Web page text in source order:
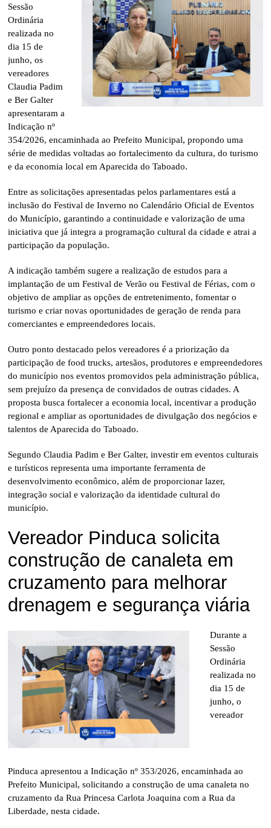
Sessão
Ordinária
realizada no
dia 15 de
junho, os
vereadores
Claudia Padim
e Ber Galter
apresentaram a
Indicação nº
354/2026, encaminhada ao Prefeito Municipal, propondo uma
série de medidas voltadas ao fortalecimento da cultura, do turismo
e da economia local em Aparecida do Taboado.
Entre as solicitações apresentadas pelos parlamentares está a
inclusão do Festival de Inverno no Calendário Oficial de Eventos
do Município, garantindo a continuidade e valorização de uma
iniciativa que já integra a programação cultural da cidade e atrai a
participação da população.
A indicação também sugere a realização de estudos para a
implantação de um Festival de Verão ou Festival de Férias, com o
objetivo de ampliar as opções de entretenimento, fomentar o
turismo e criar novas oportunidades de geração de renda para
comerciantes e empreendedores locais.
Outro ponto destacado pelos vereadores é a priorização da
participação de food trucks, artesãos, produtores e empreendedores
do município nos eventos promovidos pela administração pública,
sem prejuízo da presença de convidados de outras cidades. A
proposta busca fortalecer a economia local, incentivar a produção
regional e ampliar as oportunidades de divulgação dos negócios e
talentos de Aparecida do Taboado.
Segundo Claudia Padim e Ber Galter, investir em eventos culturais
e turísticos representa uma importante ferramenta de
desenvolvimento econômico, além de proporcionar lazer,
integração social e valorização da identidade cultural do
município.
Vereador Pinduca solicita
construção de canaleta em
cruzamento para melhorar
drenagem e segurança viária
Durante a
Sessão
Ordinária
realizada no
dia 15 de
junho, o
vereador
Pinduca apresentou a Indicação nº 353/2026, encaminhada ao
Prefeito Municipal, solicitando a construção de uma canaleta no
cruzamento da Rua Princesa Carlota Joaquina com a Rua da
Liberdade, nesta cidade.